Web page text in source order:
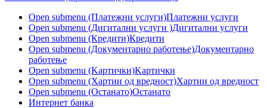
Open submenu (Платежни услуги)Платежни услуги
Open submenu (Дигитални услуги )Дигитални услуги
Open submenu (Кредити)Кредити
Open submenu (Документарно работење)Документарно
работење
Open submenu (Kартички)Kартички
Open submenu (Хартии од вредност)Хартии од вредност
Open submenu (Останато)Останато
Интернет банка